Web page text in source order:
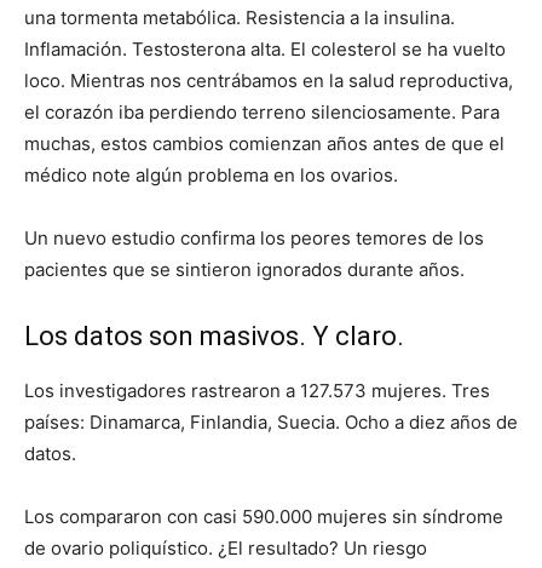
una tormenta metabólica. Resistencia a la insulina.
Inflamación. Testosterona alta. El colesterol se ha vuelto
loco. Mientras nos centrábamos en la salud reproductiva,
el corazón iba perdiendo terreno silenciosamente. Para
muchas, estos cambios comienzan años antes de que el
médico note algún problema en los ovarios.
Un nuevo estudio confirma los peores temores de los
pacientes que se sintieron ignorados durante años.
Los datos son masivos. Y claro.
Los investigadores rastrearon a 127.573 mujeres. Tres
países: Dinamarca, Finlandia, Suecia. Ocho a diez años de
datos.
Los compararon con casi 590.000 mujeres sin síndrome
de ovario poliquístico. ¿El resultado? Un riesgo